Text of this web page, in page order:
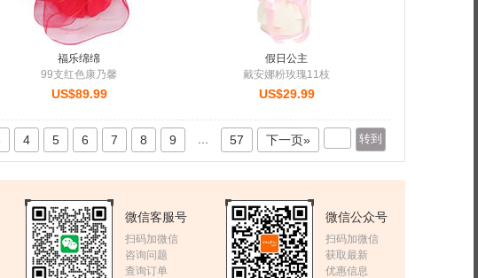
福乐绵绵
99支红色康乃馨
US$89.99
假日公主
戴安娜粉玫瑰11枝
US$29.99
4 5 6 7 8 9 57 下一页»
微信客服号
扫码加微信
咨询问题
查询订单
微信公众号
扫码加微信
获取最新
优惠信息